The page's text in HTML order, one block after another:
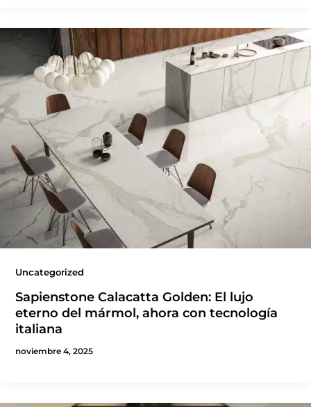
Uncategorized
Sapienstone Calacatta Golden: El lujo
eterno del mármol, ahora con tecnología
italiana
noviembre 4, 2025